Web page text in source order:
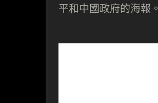
平和中國政府的海報。